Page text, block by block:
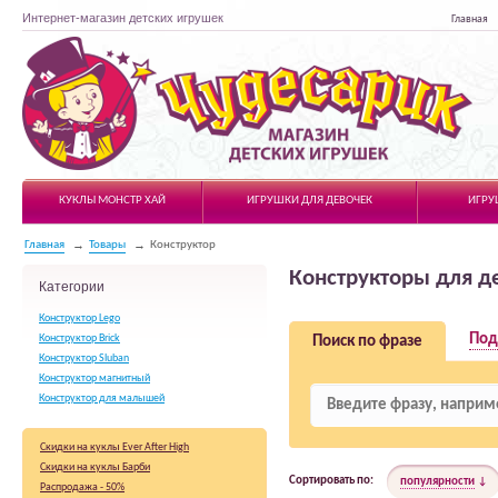
Интернет-магазин детских игрушек Главная
Чудесарик
КУКЛЫ МОНСТР ХАЙ
ИГРУШКИ ДЛЯ ДЕВОЧЕК
Главная Товары Конструктор
Категории
Конструктор Lego
Конструктор Brick
Конструктор Sluban
Конструктор магнитный
Конструктор для малышей
Скидки на куклы Ever After High
Скидки на куклы Барби
Распродажа - 50%
Конструкторы для
Поиск по фразе
Сортировать по: популярности